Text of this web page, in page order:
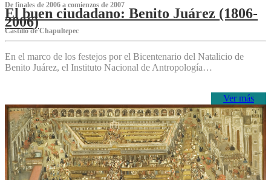
De finales de 2006 a comienzos de 2007
El buen ciudadano: Benito Juárez (1806-
2006)
Castillo de Chapultepec
En el marco de los festejos por el Bicentenario del Natalicio de
Benito Juárez, el Instituto Nacional de Antropología…
Ver más